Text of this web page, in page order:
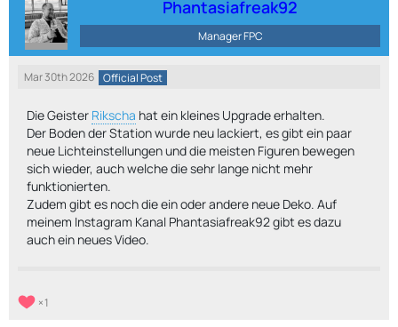
Phantasiafreak92
Manager FPC
Mar 30th 2026 Official Post
Die Geister Rikscha hat ein kleines Upgrade erhalten.
Der Boden der Station wurde neu lackiert, es gibt ein paar
neue Lichteinstellungen und die meisten Figuren bewegen
sich wieder, auch welche die sehr lange nicht mehr
funktionierten.
Zudem gibt es noch die ein oder andere neue Deko. Auf
meinem Instagram Kanal Phantasiafreak92 gibt es dazu
auch ein neues Video.
1